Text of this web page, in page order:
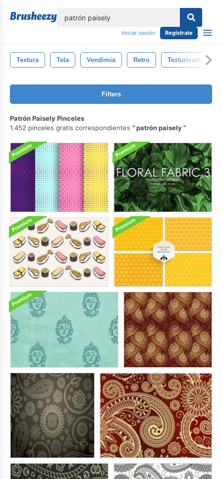
Iniciar sesión Regístrate
Textura Tela Vendimia Retro Texturizado
Filters
Patrón Paisely Pinceles
1.452 pinceles gratis correspondientes
patrón paisely